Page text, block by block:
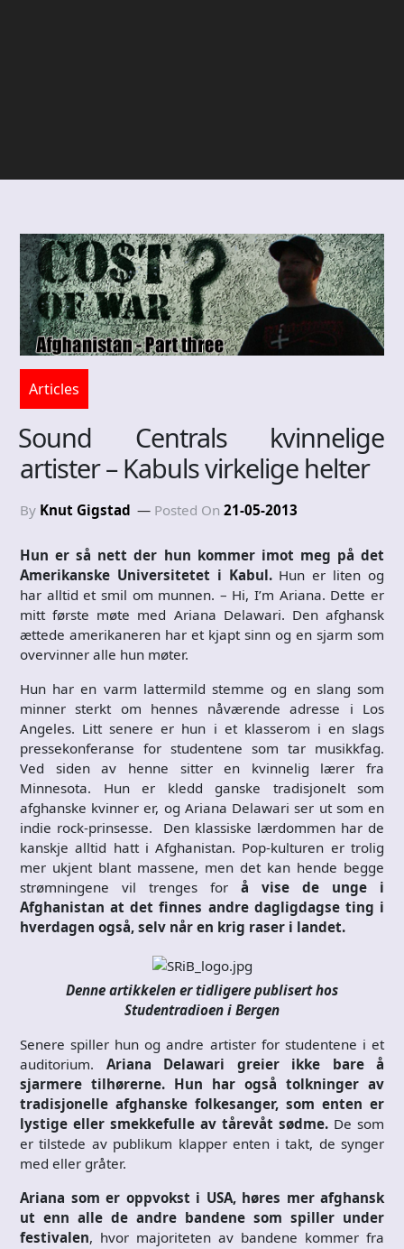
Articles
Sound Centrals kvinnelige
artister – Kabuls virkelige helter
By Knut Gigstad Posted On 21-05-2013
Hun er så nett der hun kommer imot meg på det
Amerikanske Universitetet i Kabul.Hun er liten og
har alltid et smil om munnen. – Hi, I’m Ariana. Dette er
mitt første møte med Ariana Delawari. Den afghansk
ættede amerikaneren har et kjapt sinn og en sjarm som
overvinner alle hun møter.
Hun har en varm lattermild stemme og en slang som
minner sterkt om hennes nåværende adresse i Los
Angeles. Litt senere er hun i et klasserom i en slags
pressekonferanse for studentene som tar musikkfag.
Ved siden av henne sitter en kvinnelig lærer fra
Minnesota. Hun er kledd ganske tradisjonelt som
afghanske kvinner er, og Ariana Delawari ser ut som en
indie rock-prinsesse. Den klassiske lærdommen har de
kanskje alltid hatt i Afghanistan. Pop-kulturen er trolig
mer ukjent blant massene, men det kan hende begge
strømningene vil trenges for å vise de unge i
Afghanistan at det finnes andre dagligdagse ting i
hverdagen også, selv når en krig raser i landet.
Denne artikkelen er tidligere publisert hos
Studentradioen i Bergen
Senere spiller hun og andre artister for studentene i et
auditorium. Ariana Delawari greier ikke bare å
sjarmere tilhørerne. Hun har også tolkninger av
tradisjonelle afghanske folkesanger, som enten er
lystige eller smekkefulle av tårevåt sødme. De som
er tilstede av publikum klapper enten i takt, de synger
med eller gråter.
Ariana som er oppvokst i USA, høres mer afghansk
ut enn alle de andre bandene som spiller under
festivalen, hvor majoriteten av bandene kommer fra